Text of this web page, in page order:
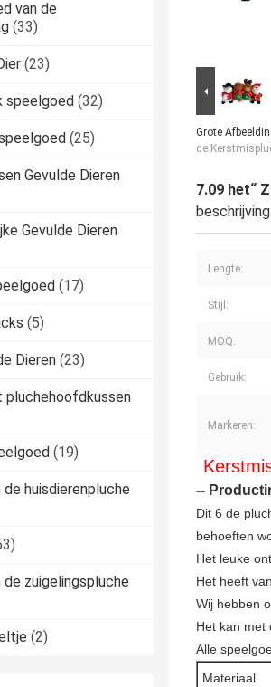
van de
(33)
(23)
speelgoed (32)
(25)
Gevulde Dieren
Gevulde Dieren
(17)
(5)
Dieren (23)
pluchehoofdkussen
(19)
huisdierenpluche
zuigelingspluche
(2)
Grote
de
7.09 het“
beschrijving
Lengte:
Stijl:
MOQ:
Gebruik:
Markeren:
--
Dit 6 de
behoeften
Het leuke
Het heeft
Wij hebben
Het kan met
Alle
Materiaal